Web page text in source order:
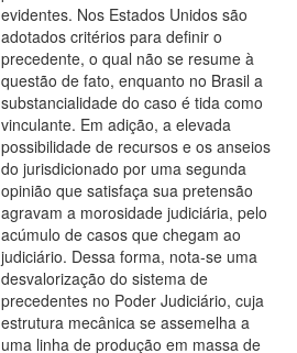
evidentes. Nos Estados Unidos são
adotados critérios para definir o
precedente, o qual não se resume à
questão de fato, enquanto no Brasil a
substancialidade do caso é tida como
vinculante. Em adição, a elevada
possibilidade de recursos e os anseios
do jurisdicionado por uma segunda
opinião que satisfaça sua pretensão
agravam a morosidade judiciária, pelo
acúmulo de casos que chegam ao
judiciário. Dessa forma, nota-se uma
desvalorização do sistema de
precedentes no Poder Judiciário, cuja
estrutura mecânica se assemelha a
uma linha de produção em massa de